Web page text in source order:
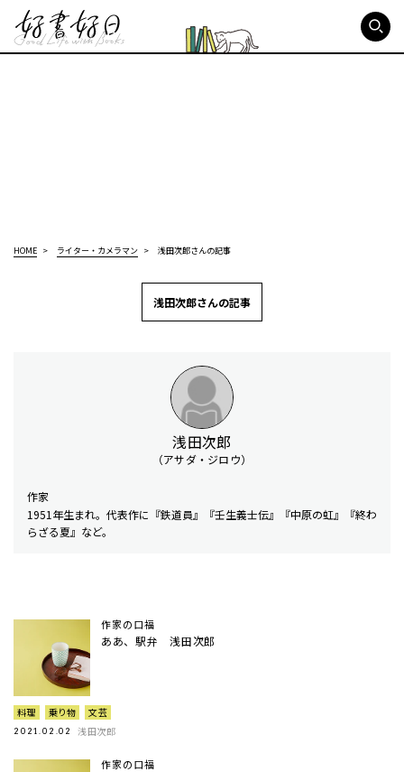
HOME ライター・カメラマン 浅田次郎さんの記事
浅田次郎さんの記事
浅田次郎
（アサダ・ジロウ）
作家
1951年生まれ。代表作に『鉄道員』『壬生義士伝』『中原の虹』『終わ
らざる夏』など。
作家の口福
ああ、駅弁 浅田次郎
料理 乗り物 文芸
2021.02.02 浅田次郎
作家の口福